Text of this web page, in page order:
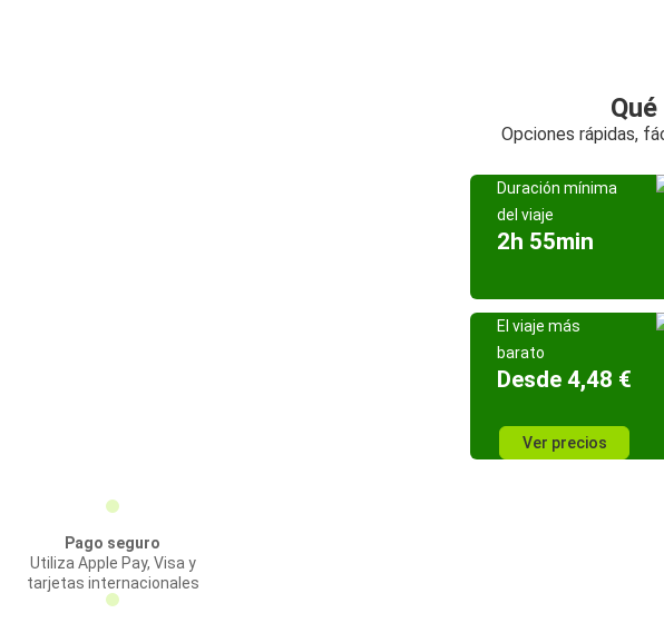
Opciones rápidas,
Duración mínima
del viaje
2h 55min
El viaje más
barato
Desde 4,48 €
Ver precios
Pago seguro
Utiliza Apple Pay, Visa y
tarjetas internacionales